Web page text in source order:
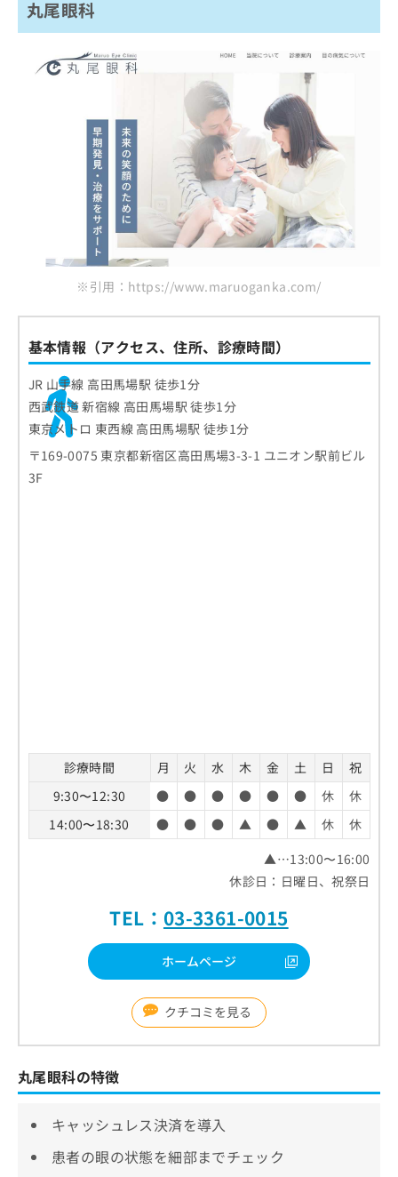
丸尾眼科
※引用：https://www.maruoganka.com/
基本情報（アクセス、住所、診療時間）
JR 山手線 高田馬場駅 徒歩1分
西武鉄道 新宿線 高田馬場駅 徒歩1分
東京メトロ 東西線 高田馬場駅 徒歩1分
〒169-0075 東京都新宿区高田馬場3-3-1 ユニオン駅前ビル
3F
診療時間 月 火 水 木 金 土 日
祝
9:30〜12:30
● ● ● ● ● ● 休
休
14:00〜18:30
● ● ● ▲ ● ▲ 休
休
▲…13:00〜16:00
休診日：日曜日、祝祭日
TEL： 03-3361-0015
ホームページ
クチコミを見る
丸尾眼科の特徴
キャッシュレス決済を導入
患者の眼の状態を細部までチェック